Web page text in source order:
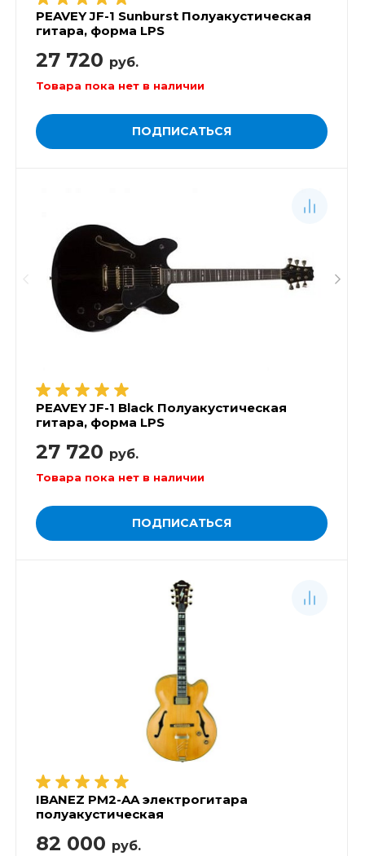
PEAVEY JF-1 Sunburst Полуакустическая
гитара, форма LPS
27 720 руб.
Товара пока нет в наличии
ПОДПИСАТЬСЯ
PEAVEY JF-1 Black Полуакустическая
гитара, форма LPS
27 720 руб.
Товара пока нет в наличии
ПОДПИСАТЬСЯ
IBANEZ PM2-AA электрогитара
полуакустическая
82 000 руб.